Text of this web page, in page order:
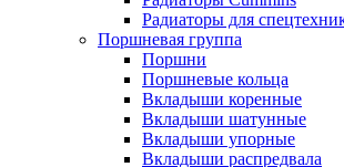
Радиаторы для
Поршневая группа
Поршни
Поршневые кольца
Вкладыши коренные
Вкладыши шатунные
Вкладыши упорные
Вкладыши распредвала